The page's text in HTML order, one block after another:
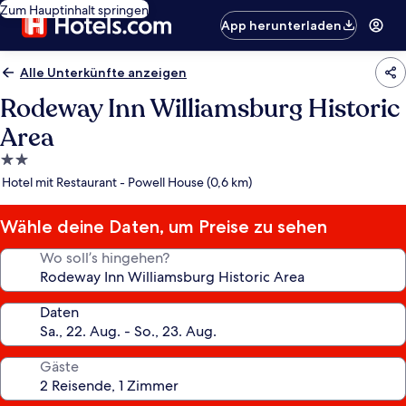
Zum Hauptinhalt springen
App herunterladen
Alle Unterkünfte anzeigen
Rodeway Inn Williamsburg Historic
Area
2.0-
Sterne-
Hotel mit Restaurant - Powell House (0,6 km)
Wähle deine Daten, um Preise zu sehen
Wo soll’s hingehen?
Daten
Gäste